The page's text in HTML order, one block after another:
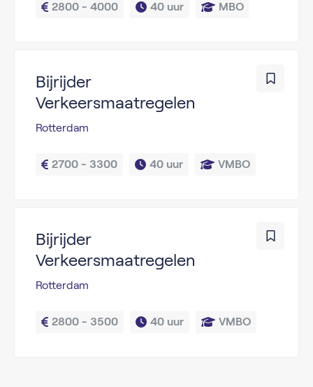
2800 - 4000 40 uur MBO
Bijrijder
Verkeersmaatregelen
Rotterdam
2700 - 3300 40 uur VMBO
Bijrijder
Verkeersmaatregelen
Rotterdam
2800 - 3500 40 uur VMBO